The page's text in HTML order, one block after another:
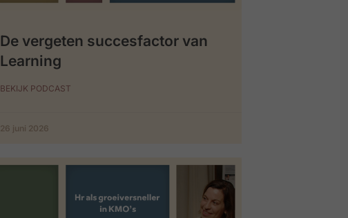
De vergeten succesfactor van
Learning
BEKIJK PODCAST
26 juni 2026